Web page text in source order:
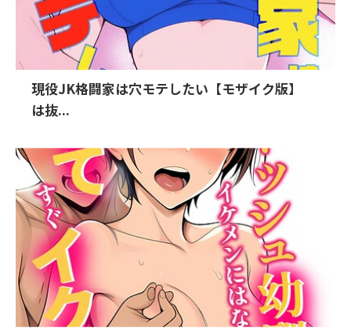
現役JK格闘家は穴モテしたい【モザイク版】
は抜...